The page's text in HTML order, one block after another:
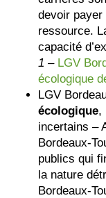
devoir
ressource.
capacité
1 – LGV
écologique
LGV
écologique,
incertains –
Bordeaux-
publics qui
la nature
Bordeaux-